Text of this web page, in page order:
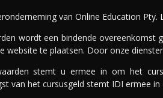
van Online Education Pty.
wordt een bindende overeenkomst
website te plaatsen. Door onze
stemt u ermee in om het
van het cursusgeld stemt IDI ermee in